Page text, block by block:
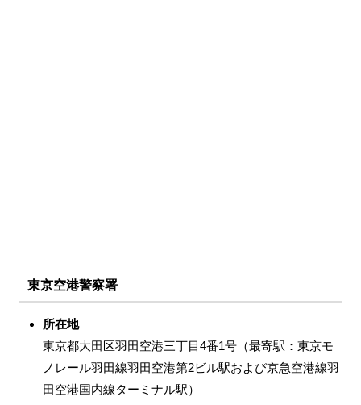
東京空港警察署
所在地
東京都大田区羽田空港三丁目4番1号（最寄駅：東京モ
ノレール羽田線羽田空港第2ビル駅および京急空港線羽
田空港国内線ターミナル駅）